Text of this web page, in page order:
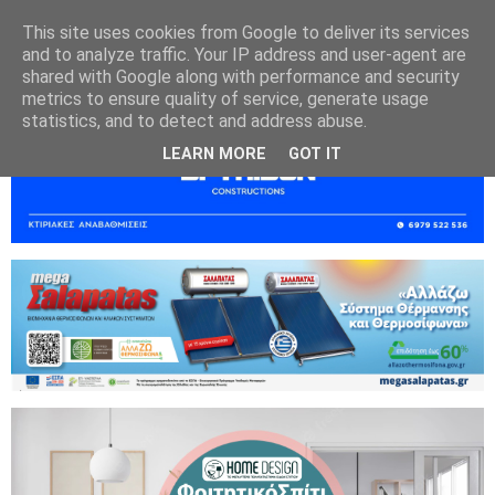
This site uses cookies from Google to deliver its services
and to analyze traffic. Your IP address and user-agent are
shared with Google along with performance and security
metrics to ensure quality of service, generate usage
statistics, and to detect and address abuse.
LEARN MORE GOT IT